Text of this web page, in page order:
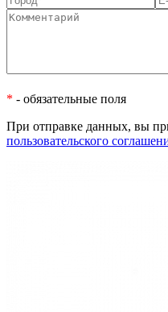
* - обязательные поля
При отправке данных, вы
пользовательского